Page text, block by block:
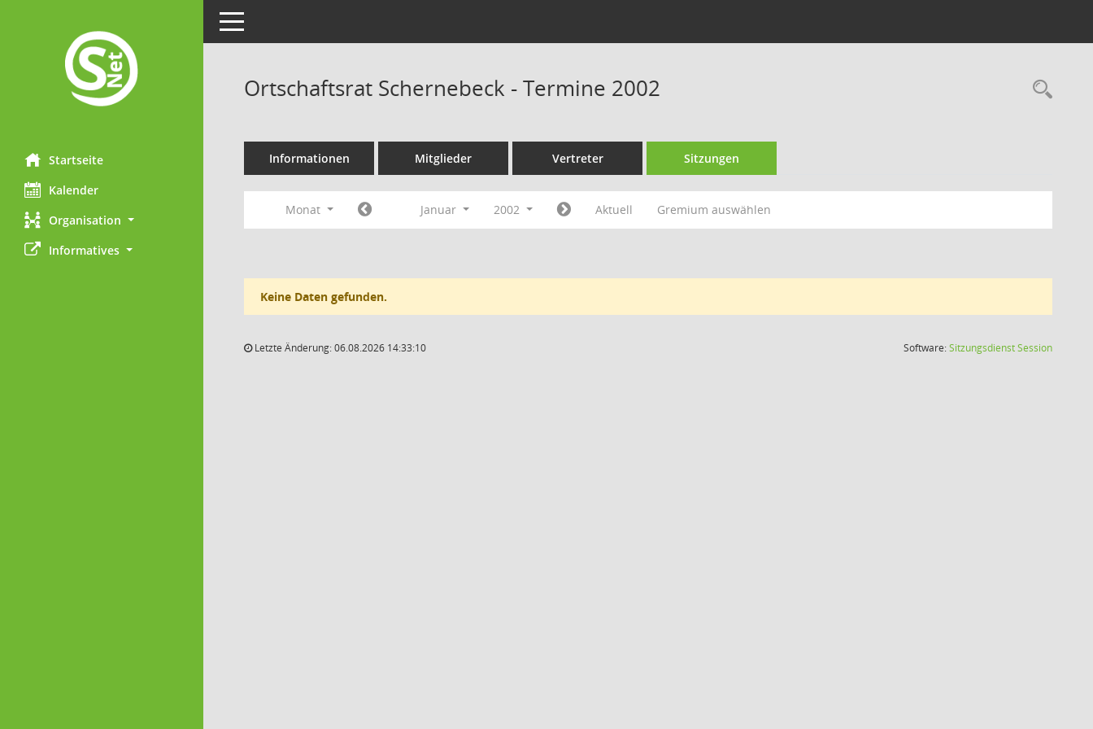
Startseite
Kalender
Organisation
Informatives
Toggle navigation
Ortschaftsrat Schernebeck - Termine 2002
Informationen Mitglieder Vertreter Sitzungen
Monat Januar 2002 Aktuell Gremium auswählen
Keine Daten gefunden.
Letzte Änderung: 06.08.2026 14:33:10 Software:SitzungsdienstSession(Wird in